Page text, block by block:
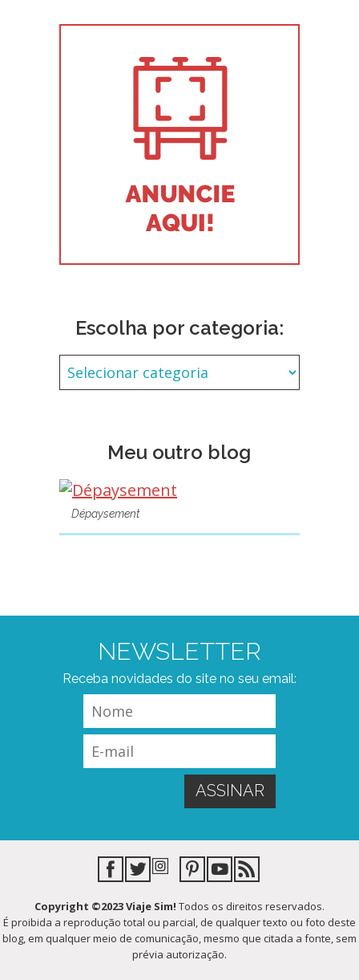
Escolha por categoria:
Meu outro blog
Dépaysement
NEWSLETTER
Receba novidades do site no seu email:
Copyright ©2023 Viaje Sim! Todos os direitos reservados.
É proibida a reprodução total ou parcial, de qualquer texto ou foto deste
blog, em qualquer meio de comunicação, mesmo que citada a fonte, sem
prévia autorização.